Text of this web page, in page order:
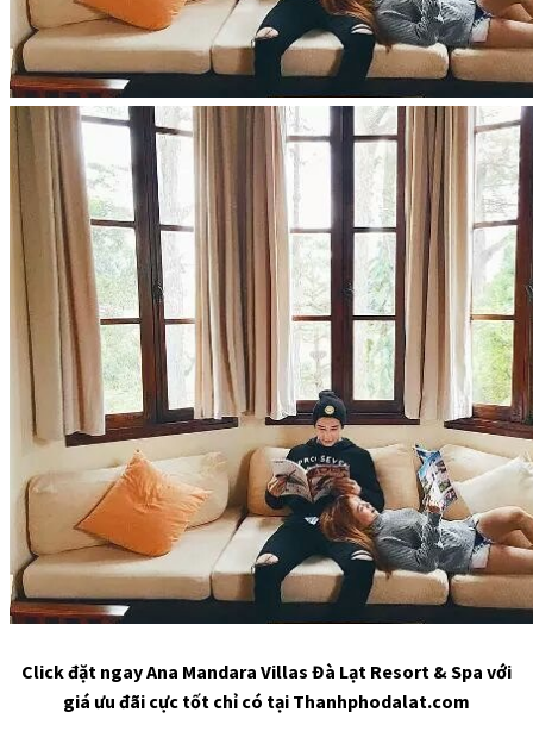
Click đặt ngay Ana Mandara Villas Đà Lạt Resort & Spa với
giá ưu đãi cực tốt chỉ có tại Thanhphodalat.com